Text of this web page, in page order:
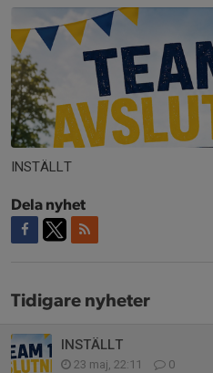
INSTÄLLT
Dela nyhet
Tidigare nyheter
INSTÄLLT
23 maj, 22:11 0